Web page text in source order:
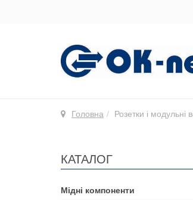
Головна Розетки і модульні
КАТАЛОГ
Мідні компоненти